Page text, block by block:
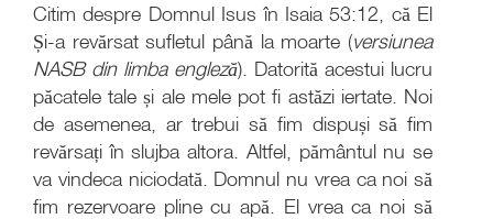
Citim despre Domnul Isus în Isaia 53:12, că El
Și-a revărsat sufletul până la moarte (versiunea
NASB din limba engleză). Datorită acestui lucru
păcatele tale și ale mele pot fi astăzi iertate. Noi
de asemenea, ar trebui să fim dispuși să fim
revărsați în slujba altora. Altfel, pământul nu se
va vindeca niciodată. Domnul nu vrea ca noi să
fim rezervoare pline cu apă. El vrea ca noi să